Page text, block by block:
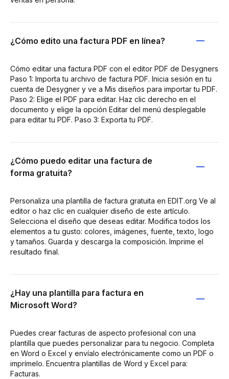
¿Cómo edito una factura PDF en línea?
Cómo editar una factura PDF con el editor PDF de Desygners
Paso 1: Importa tu archivo de factura PDF. Inicia sesión en tu
cuenta de Desygner y ve a Mis diseños para importar tu PDF.
Paso 2: Elige el PDF para editar. Haz clic derecho en el
documento y elige la opción Editar del menú desplegable
para editar tu PDF. Paso 3: Exporta tu PDF.
¿Cómo puedo editar una factura de
forma gratuita?
Personaliza una plantilla de factura gratuita en EDIT.org Ve al
editor o haz clic en cualquier diseño de este artículo.
Selecciona el diseño que deseas editar. Modifica todos los
elementos a tu gusto: colores, imágenes, fuente, texto, logo
y tamaños. Guarda y descarga la composición. Imprime el
resultado final.
¿Hay una plantilla para factura en
Microsoft Word?
Puedes crear facturas de aspecto profesional con una
plantilla que puedes personalizar para tu negocio. Completa
en Word o Excel y envíalo electrónicamente como un PDF o
imprímelo. Encuentra plantillas de Word y Excel para:
Facturas.